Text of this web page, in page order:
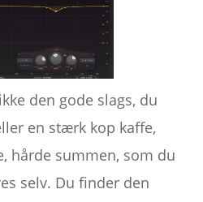
den gode slags, du
en stærk kop kaffe,
hårde summen, som du
selv. Du finder den